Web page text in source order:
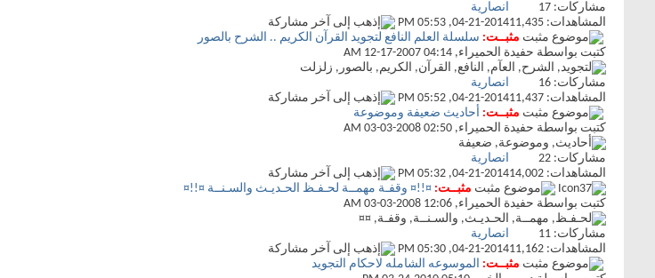
مشاركات: 17
المشاهدات: 11,435
انصارية
04-21-2014,
05:53 PM
مثبــت: سلسلة العلم النافع لتجويد القرآن الكريم .. الشرح بالصور
كتبت بواسطة حفيدة الحميراء‏, 12-17-2007 04:14 AM
مشاركات: 16
المشاهدات: 11,437
انصارية
04-21-2014,
05:52 PM
مثبــت: أحاديث ضعيفة وموضوعة
كتبت بواسطة حفيدة الحميراء‏, 03-03-2008 02:50 AM
مشاركات: 22
المشاهدات: 14,002
انصارية
04-21-2014,
05:32 PM
مثبــت: ¤!!¤ وقفـة مهمــة لحـفـظ الحـديـث والسـنــة ¤!!¤
كتبت بواسطة حفيدة الحميراء‏, 03-03-2008 12:06 AM
مشاركات: 11
المشاهدات: 11,162
انصارية
04-21-2014,
05:30 PM
مثبــت: الموسوعه الشامله لاحكام التجويد